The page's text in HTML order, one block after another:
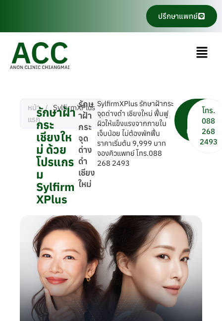
ปรึกษาแพทย์
Menu
หน้า
แรก
/ SylfirmXPlus
รักษาฝ้า
กระ
เชียงให
ม่ ด้วย
โปรแกร
ม
Sylfirm
XPlus
รักษ
าฝ้า
กระ
จุด
ด่าง
ดำ
เชียง
ใหม่
SylfirmXPlus รักษาฝ้ากระ
จุดด่างดำ เชียงใหม่ ฟื้นฟู
ผิวให้แข็งแรงจากภายใน
เจ็บน้อย ไม่ต้องพักฟื้น
ราคาเริ่มต้น 9,999 บาท
จองคิวแพทย์ โทร.088
268 2493
นัด
หมาย
แพทย์
โทร.
088
268
2493